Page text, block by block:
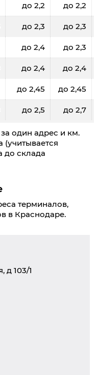
до 2,2 до 2,2
до 2,3 до 2,3
до 2,4 до 2,3
до 2,4 до 2,4
до 2,45 до 2,45
до 2,5 до 2,7
один адрес и км.
(учитывается
до склада
терминалов,
в Краснодаре.
д 103/1